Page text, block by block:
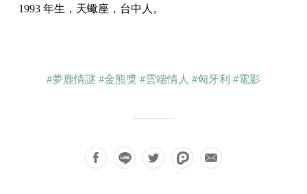
1993 年生，天蠍座，台中人。
#夢鹿情謎 #金熊獎 #雲端情人 #匈牙利 #電影